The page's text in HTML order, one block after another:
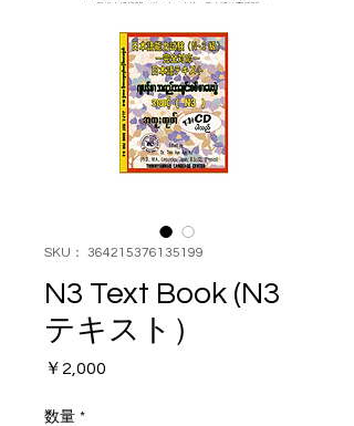
SKU： 364215376135199
N3 Text Book (N3
テキスト）
￥2,000
数量 *